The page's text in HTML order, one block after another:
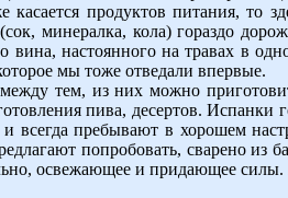
продуктов питания, то
минералка, кола) гораздо
настоянного на травах в
мы тоже отведали впервые.
тем, из них можно
пива, десертов. Испанки
пребывают в хорошем
попробовать, сварено из
освежающее и придающее силы.